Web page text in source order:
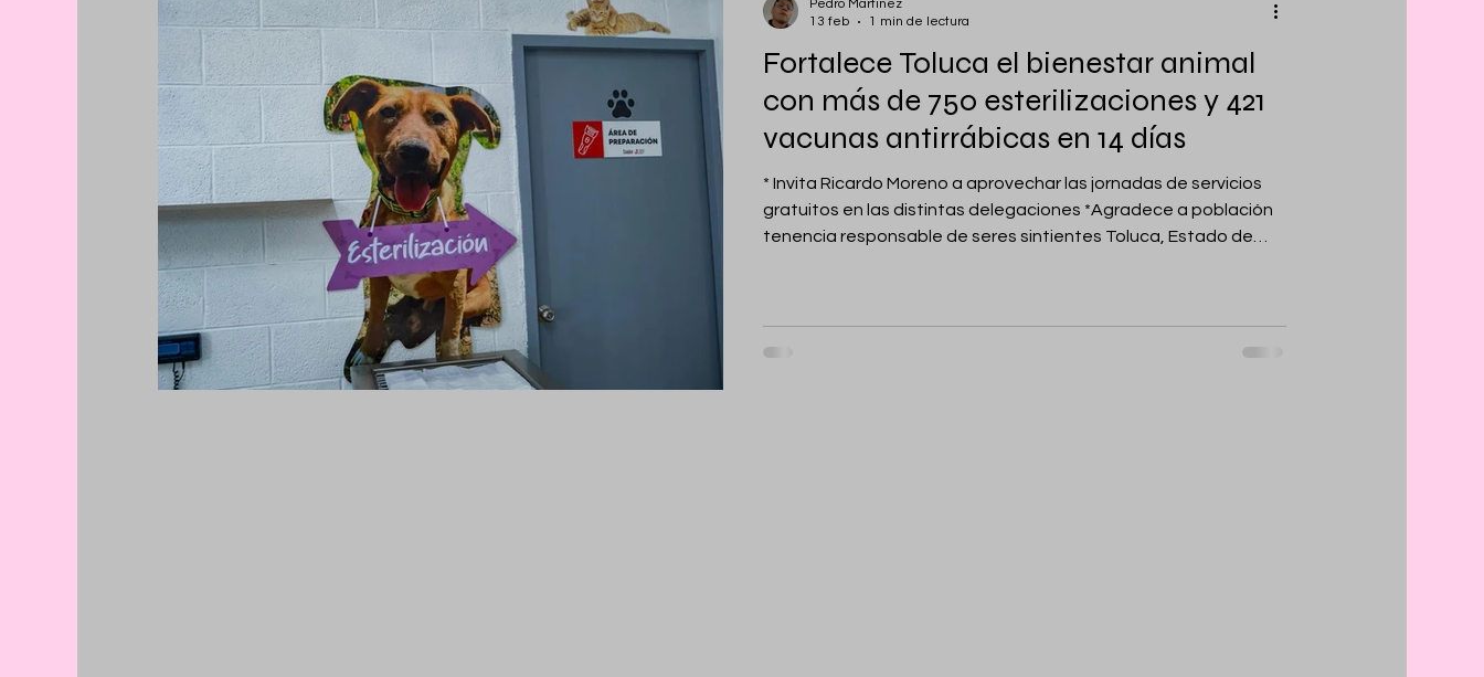
Fortalece Toluca el bienestar animal
con más de 750 esterilizaciones y 421
vacunas antirrábicas en 14 días
* Invita Ricardo Moreno a aprovechar las jornadas de servicios
gratuitos en las distintas delegaciones *Agradece a población
tenencia responsable de seres sintientes Toluca, Estado de
Pedro Martinez
13 feb
1 min de lectura